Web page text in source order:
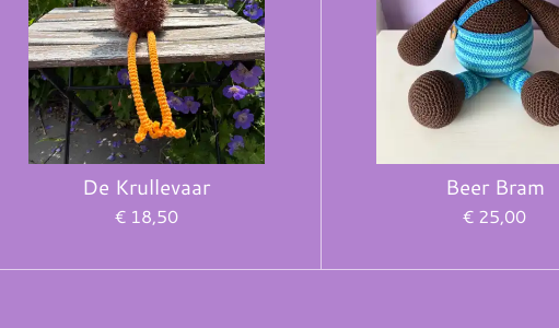
De Krullevaar
€ 18,50
Beer Bram
€ 25,00